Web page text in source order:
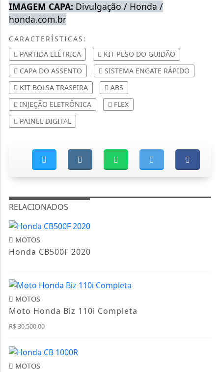
IMAGEM CAPA: Divulgação / Honda /
honda.com.br
CARACTERÍSTICAS:
PARTIDA ELÉTRICA
KIT PESO DO GUIDÃO
CAPA DO ASSENTO
SISTEMA ENGATE RÁPIDO
KIT BOLSA TRASEIRA
ABS
INJEÇÃO ELETRÔNICA
FLEX
PAINEL DIGITAL
RELACIONADOS
MOTOS
Honda CB500F 2020
MOTOS
Moto Honda Biz 110i Completa
R$ 30.500,00
MOTOS